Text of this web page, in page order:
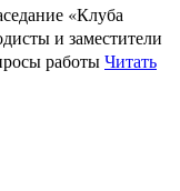
«Клуба
и заместители
работыЧитать